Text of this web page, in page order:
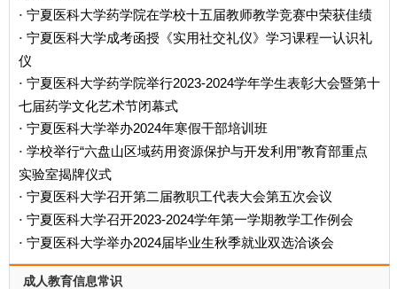
· 宁夏医科大学药学院在学校十五届教师教学竞赛中荣获佳绩
· 宁夏医科大学成考函授《实用社交礼仪》学习课程一认识礼
仪
· 宁夏医科大学药学院举行2023-2024学年学生表彰大会暨第十
七届药学文化艺术节闭幕式
· 宁夏医科大学举办2024年寒假干部培训班
· 学校举行“六盘山区域药用资源保护与开发利用”教育部重点
实验室揭牌仪式
· 宁夏医科大学召开第二届教职工代表大会第五次会议
· 宁夏医科大学召开2023-2024学年第一学期教学工作例会
· 宁夏医科大学举办2024届毕业生秋季就业双选洽谈会
成人教育信息常识